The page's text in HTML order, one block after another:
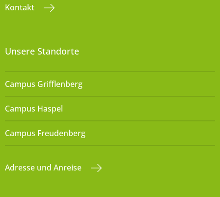
Kontakt
Unsere Standorte
Campus Grifflenberg
Campus Haspel
Campus Freudenberg
Adresse und Anreise